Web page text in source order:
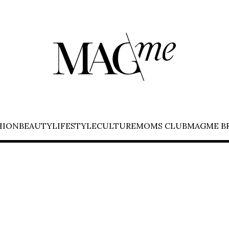
BEAUTYLIFESTYLECULTUREMOMS CLUBMAGME